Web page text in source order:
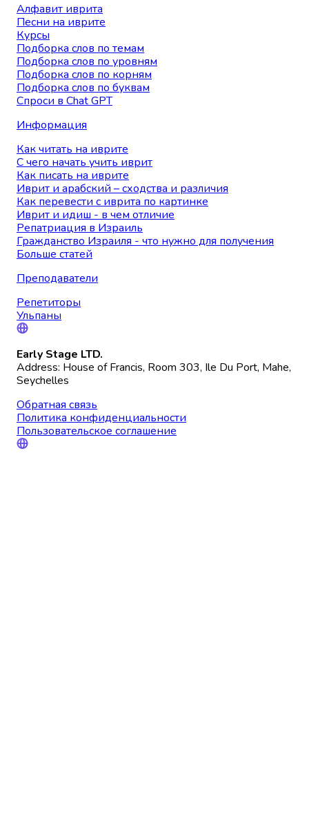
Алфавит иврита
Песни на иврите
Курсы
Подборка слов по темам
Подборка слов по уровням
Подборка слов по корням
Подборка слов по буквам
Спроси в Chat GPT
Информация
Как читать на иврите
С чего начать учить иврит
Как писать на иврите
Иврит и арабский – сходства и различия
Как перевести с иврита по картинке
Иврит и идиш - в чем отличие
Репатриация в Израиль
Гражданство Израиля - что нужно для получения
Больше статей
Преподаватели
Репетиторы
Ульпаны
Early Stage LTD.
Address: House of Francis, Room 303, Ile Du Port, Mahe,
Seychelles
Обратная связь
Политика конфиденциальности
Пользовательское соглашение